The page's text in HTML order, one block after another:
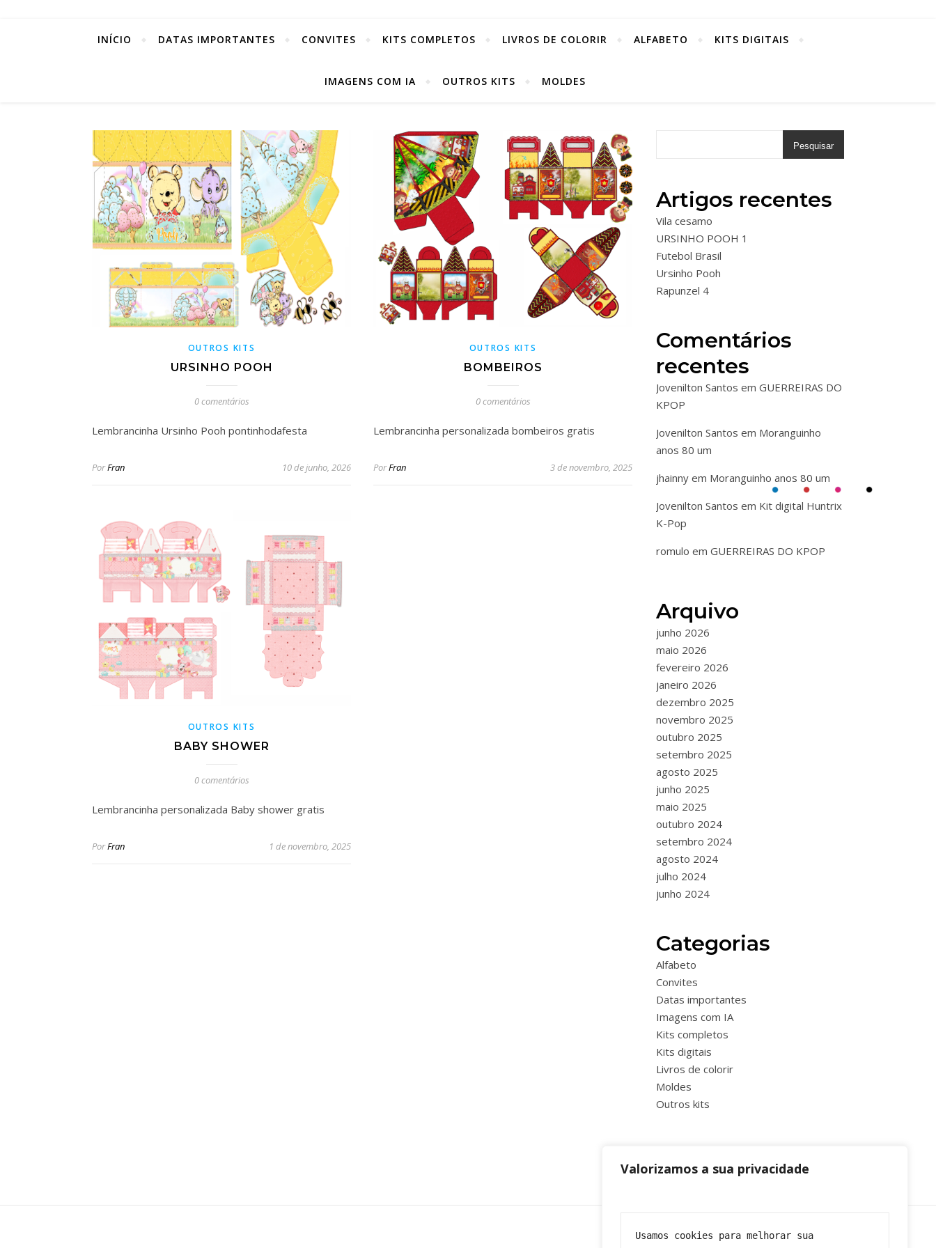
Valorizamos a sua privacidade
Usamos cookies para melhorar sua
INÍCIO DATAS IMPORTANTES CONVITES KITS COMPLETOS LIVROS DE COLORIR ALFABETO KITS DIGITAIS
IMAGENS COM IA OUTROS KITS MOLDES
OUTROS KITS
URSINHO POOH
0 comentários
Lembrancinha Ursinho Pooh pontinhodafesta
PorFran 10 de junho, 2026
OUTROS KITS
BOMBEIROS
0 comentários
Lembrancinha personalizada bombeiros gratis
PorFran 3 de novembro, 2025
OUTROS KITS
BABY SHOWER
0 comentários
Lembrancinha personalizada Baby shower gratis
PorFran 1 de novembro, 2025
Pesquisar
Artigos recentes
Vila cesamo
URSINHO POOH 1
Futebol Brasil
Ursinho Pooh
Rapunzel 4
Comentários
recentes
Jovenilton Santos em GUERREIRAS DO
KPOP
Jovenilton Santos em Moranguinho
anos 80 um
jhainny em Moranguinho anos 80 um
Jovenilton Santos em Kit digital Huntrix
K-Pop
romulo em GUERREIRAS DO KPOP
Arquivo
junho 2026
maio 2026
fevereiro 2026
janeiro 2026
dezembro 2025
novembro 2025
outubro 2025
setembro 2025
agosto 2025
junho 2025
maio 2025
outubro 2024
setembro 2024
agosto 2024
julho 2024
junho 2024
Categorias
Alfabeto
Convites
Datas importantes
Imagens com IA
Kits completos
Kits digitais
Livros de colorir
Moldes
Outros kits